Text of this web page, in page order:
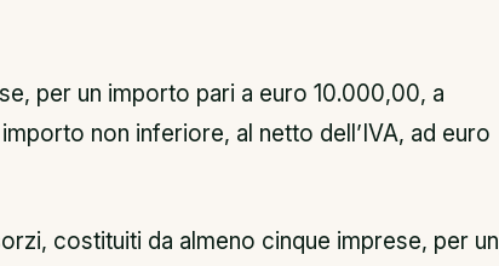
per un importo pari a euro 10.000,00, a
non inferiore, al netto dell’IVA, ad euro
costituiti da almeno cinque imprese, per un